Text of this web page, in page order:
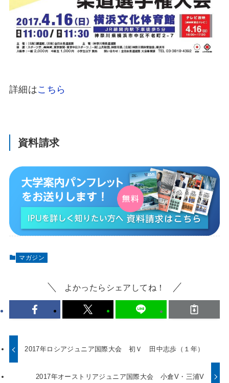
詳細はこちら
資料請求
マガジン
よかったらシェアしてね！
2017年ロシアジュニア国際大会 初Ｖ 田中志歩（１年）
2017年オーストリアジュニア国際大会 小倉V・三浦V